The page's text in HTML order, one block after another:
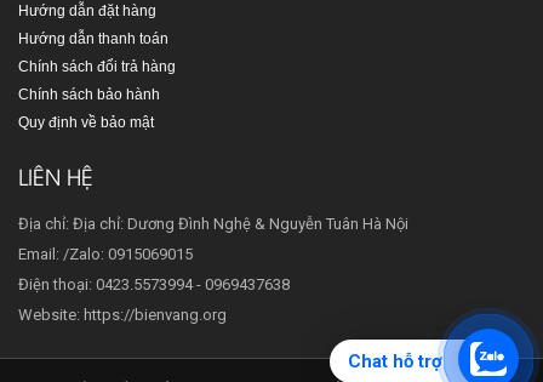
Hướng dẫn đặt hàng
Hướng dẫn thanh toán
Chính sách đổi trả hàng
Chính sách bảo hành
Quy định về bảo mật
LIÊN HỆ
Địa chỉ: Địa chỉ: Dương Đình Nghệ & Nguyễn Tuân Hà Nội
Email: /Zalo: 0915069015
Điện thoại: 0423.5573994 - 0969437638
Website: https://bienvang.org
Chat hỗ trợ